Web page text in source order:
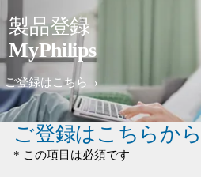
製品登録
MyPhilips
ご登録はこちら
ご登録はこちらから
* この項目は必須です